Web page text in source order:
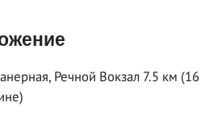
Речной Вокзал 7.5 км (16